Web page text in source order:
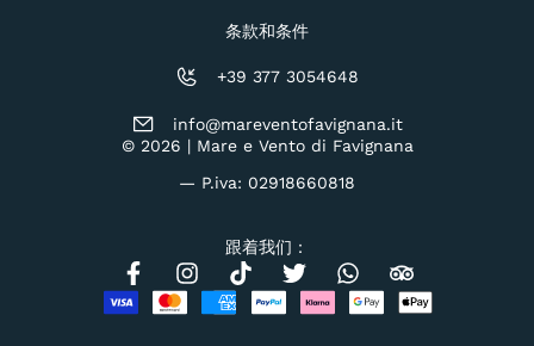
+39 377 3054648
info@mareventofavignana.it
© 2026 | Mare e Vento di Favignana
— P.iva: 02918660818
条款和条件
跟着我们：